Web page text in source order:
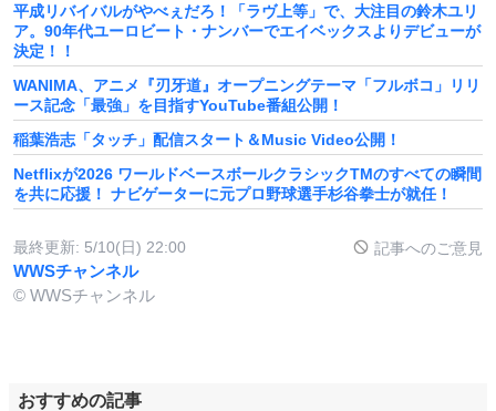
平成リバイバルがやべぇだろ！「ラヴ上等」で、大注目の鈴木ユリ
ア。90年代ユーロビート・ナンバーでエイベックスよりデビューが
決定！！
WANIMA、アニメ『刃牙道』オープニングテーマ「フルボコ」リリ
ース記念「最強」を目指すYouTube番組公開！
稲葉浩志「タッチ」配信スタート＆Music Video公開！
Netflixが2026 ワールドベースボールクラシックTMのすべての瞬間
を共に応援！ ナビゲーターに元プロ野球選手杉谷拳士が就任！
最終更新: 5/10(日) 22:00 記事へのご意見
WWSチャンネル
© WWSチャンネル
おすすめの記事